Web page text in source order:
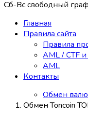
Сб-Вс свободный
Главная
Правила сайта
Правила
AML / CTF и
AML
Контакты
Обмен
Обмен Toncoin